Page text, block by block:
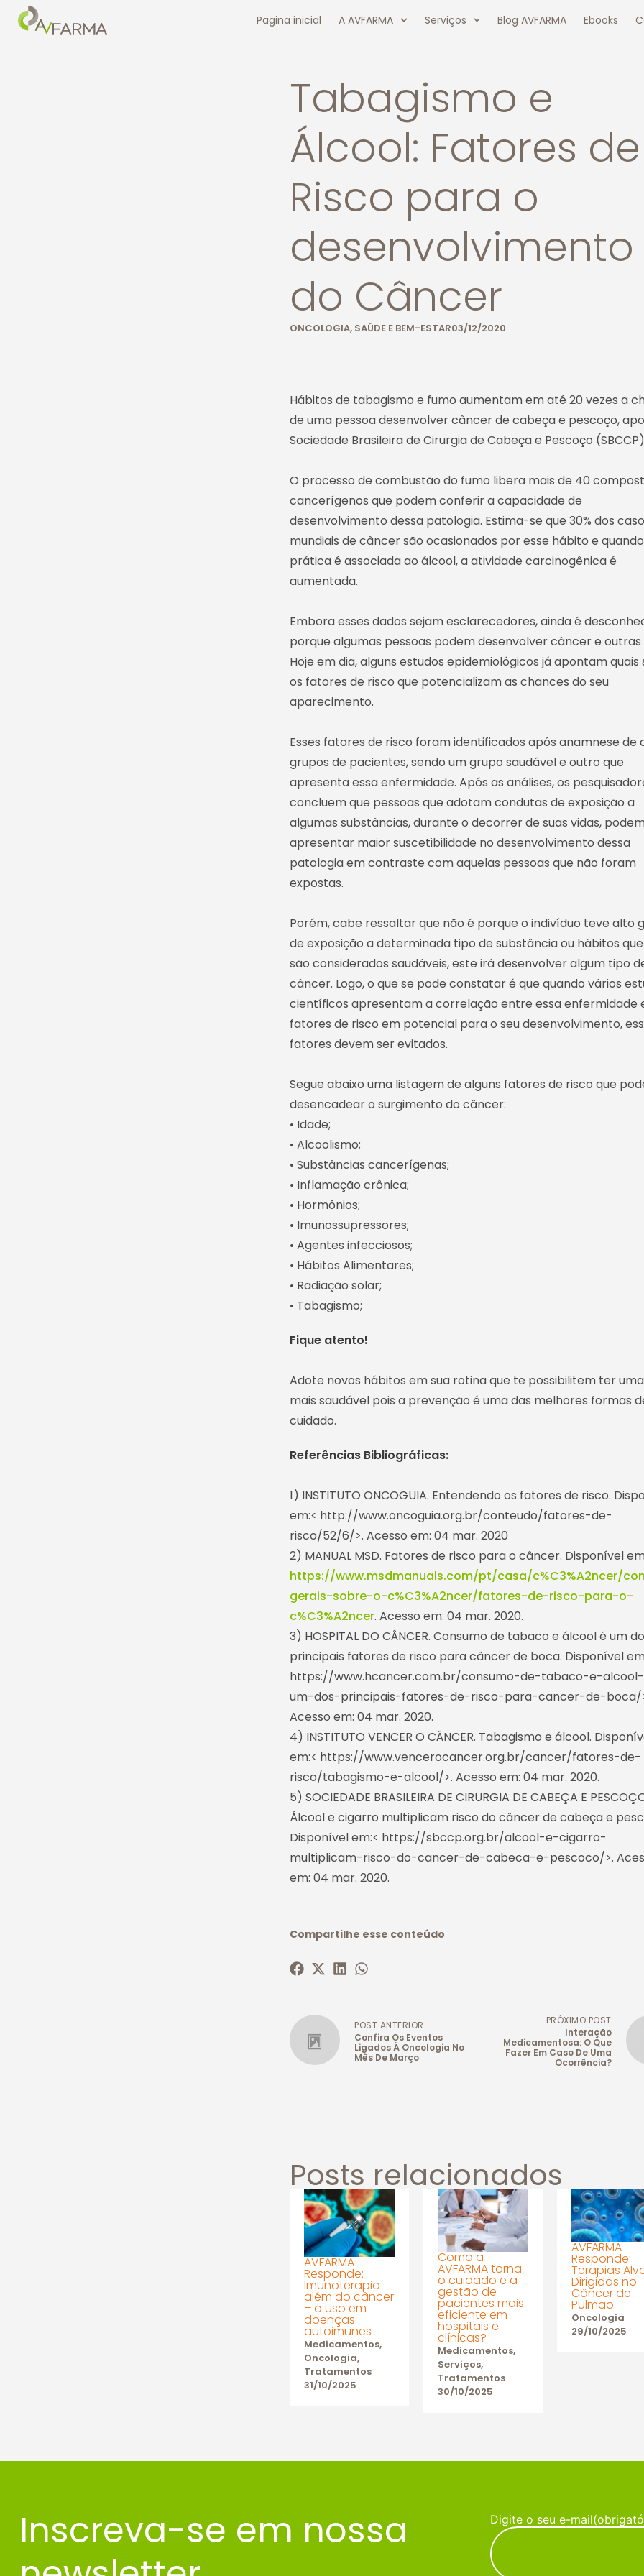
Pagina inicial A AVFARMA Serviços Blog AVFARMA Ebooks
Tabagismo e
Álcool: Fatores de
Risco para o
desenvolvimento
do Câncer
ONCOLOGIA, SAÚDE E BEM-ESTAR03/12/2020
Hábitos de tabagismo e fumo aumentam em até 20 vezes a
de uma pessoa desenvolver câncer de cabeça e pescoço,
Sociedade Brasileira de Cirurgia de Cabeça e Pescoço
O processo de combustão do fumo libera mais de 40
cancerígenos que podem conferir a capacidade de
desenvolvimento dessa patologia. Estima-se que 30% dos
mundiais de câncer são ocasionados por esse hábito e
prática é associada ao álcool, a atividade carcinogênica é
aumentada.
Embora esses dados sejam esclarecedores, ainda é
porque algumas pessoas podem desenvolver câncer e outras
Hoje em dia, alguns estudos epidemiológicos já apontam quais
os fatores de risco que potencializam as chances do seu
aparecimento.
Esses fatores de risco foram identificados após anamnese de
grupos de pacientes, sendo um grupo saudável e outro que
apresenta essa enfermidade. Após as análises, os
concluem que pessoas que adotam condutas de exposição a
algumas substâncias, durante o decorrer de suas vidas,
apresentar maior suscetibilidade no desenvolvimento dessa
patologia em contraste com aquelas pessoas que não foram
expostas.
Porém, cabe ressaltar que não é porque o indivíduo teve alto
de exposição a determinada tipo de substância ou hábitos
são considerados saudáveis, este irá desenvolver algum tipo
câncer. Logo, o que se pode constatar é que quando vários
científicos apresentam a correlação entre essa enfermidade
fatores de risco em potencial para o seu desenvolvimento,
fatores devem ser evitados.
Segue abaixo uma listagem de alguns fatores de risco que
desencadear o surgimento do câncer:
• Idade;
• Alcoolismo;
• Substâncias cancerígenas;
• Inflamação crônica;
• Hormônios;
• Imunossupressores;
• Agentes infecciosos;
• Hábitos Alimentares;
• Radiação solar;
• Tabagismo;
Fique atento!
Adote novos hábitos em sua rotina que te possibilitem ter
mais saudável pois a prevenção é uma das melhores formas
cuidado.
Referências Bibliográficas:
1) INSTITUTO ONCOGUIA. Entendendo os fatores de risco.
em:< http://www.oncoguia.org.br/conteudo/fatores-de-
risco/52/6/>. Acesso em: 04 mar. 2020
2) MANUAL MSD. Fatores de risco para o câncer. Disponível
https://www.msdmanuals.com/pt/casa/c%C3%A2ncer/
gerais-sobre-o-c%C3%A2ncer/fatores-de-risco-para-o-
c%C3%A2ncer. Acesso em: 04 mar. 2020.
3) HOSPITAL DO CÂNCER. Consumo de tabaco e álcool é um
principais fatores de risco para câncer de boca. Disponível
https://www.hcancer.com.br/consumo-de-tabaco-e-
um-dos-principais-fatores-de-risco-para-cancer-de-boca/
Acesso em: 04 mar. 2020.
4) INSTITUTO VENCER O CÂNCER. Tabagismo e álcool.
em:< https://www.vencerocancer.org.br/cancer/fatores-de-
risco/tabagismo-e-alcool/>. Acesso em: 04 mar. 2020.
5) SOCIEDADE BRASILEIRA DE CIRURGIA DE CABEÇA E
Álcool e cigarro multiplicam risco do câncer de cabeça e
Disponível em:< https://sbccp.org.br/alcool-e-cigarro-
multiplicam-risco-do-cancer-de-cabeca-e-pescoco/>.
em: 04 mar. 2020.
Compartilhe esse conteúdo
POST ANTERIOR
Confira Os Eventos
Ligados À Oncologia No
Mês De Março
PRÓXIMO POST
Interação
Medicamentosa: O Que
Fazer Em Caso De Uma
Ocorrência?
Posts relacionados
AVFARMA
Responde:
Imunoterapia
além do câncer
– o uso em
doenças
autoimunes
Medicamentos,
Oncologia,
Tratamentos
31/10/2025
Como a
AVFARMA torna
o cuidado e a
gestão de
pacientes mais
eficiente em
hospitais e
clínicas?
Medicamentos,
Serviços,
Tratamentos
30/10/2025
AVFARMA
Responde:
Terapias
Dirigidas no
Câncer de
Pulmão
Oncologia
29/10/2025
Inscreva-se em nossa
Digite o seu e-mail